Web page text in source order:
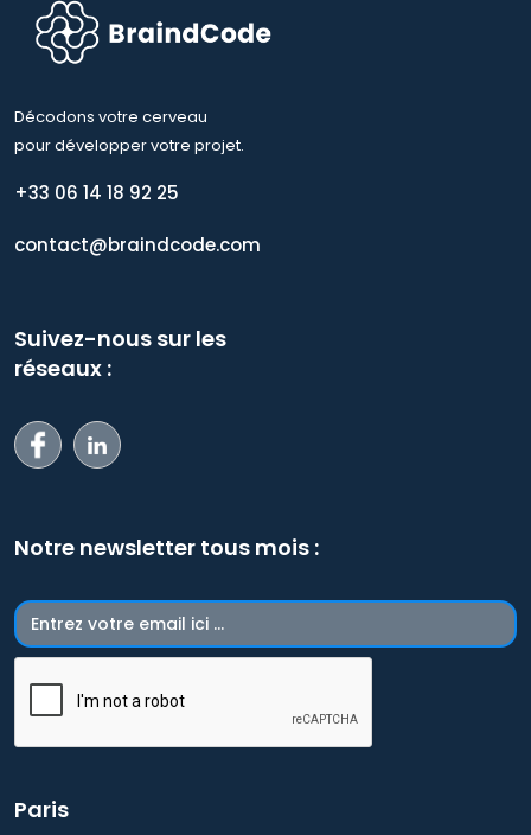
Décodons votre cerveau
pour développer votre projet.
+33 06 14 18 92 25
contact@braindcode.com
Suivez-nous sur les
réseaux :
Notre newsletter tous mois :
Paris